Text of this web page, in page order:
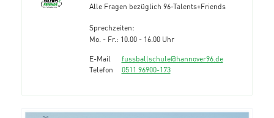
Alle Fragen bezüglich 96-Talents+Friends
Sprechzeiten:
Mo. - Fr.: 10.00 - 16.00 Uhr
E-Mail
fussballschule@hannover96.de
Telefon
0511 96900-173